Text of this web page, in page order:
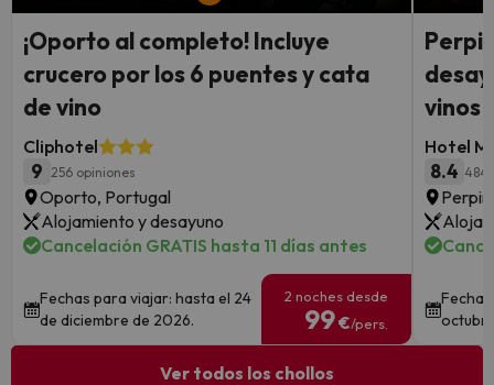
¡Oporto al completo! Incluye
crucero por los 6 puentes y cata
de vino
Cliphotel
9 256 opiniones
Oporto, Portugal
Alojamiento y desayuno
Cancelación GRATIS hasta 11 días antes
Fechas para viajar: hasta el 24
de diciembre de 2026.
2 noches desde
99€/pers.
vinos
Hotel
8.4 484
Ver todos los chollos